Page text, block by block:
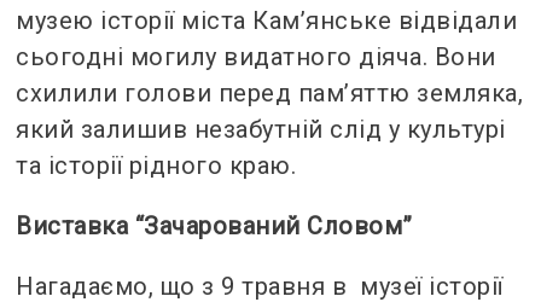
музею історії міста Кам’янське відвідали
сьогодні могилу видатного діяча. Вони
схилили голови перед пам’яттю земляка,
який залишив незабутній слід у культурі
та історії рідного краю.
Виставка “Зачарований Словом”
Нагадаємо, що з 9 травня в музеї історії